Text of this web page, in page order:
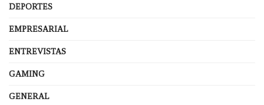
DEPORTES
EMPRESARIAL
ENTREVISTAS
GAMING
GENERAL